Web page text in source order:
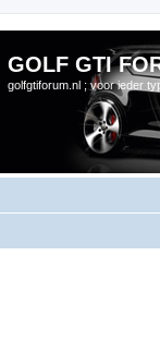
GOLF GTI
golfgtiforum.nl ; voor ieder